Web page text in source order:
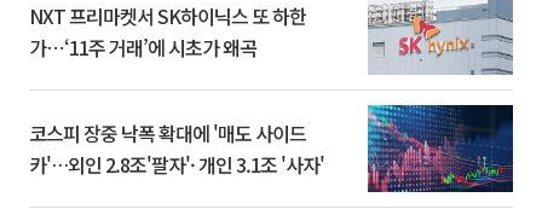
NXT 프리마켓서 SK하이닉스 또 하한
가⋯‘11주 거래’에 시초가 왜곡
코스피 장중 낙폭 확대에 '매도 사이드
카'…외인 2.8조'팔자'· 개인 3.1조 '사자'